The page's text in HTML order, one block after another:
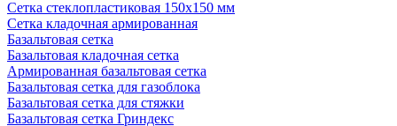
Сетка стеклопластиковая 150x150 мм
Сетка кладочная армированная
Базальтовая сетка
Базальтовая кладочная сетка
Армированная базальтовая сетка
Базальтовая сетка для газоблока
Базальтовая сетка для стяжки
Базальтовая сетка Гриндекс